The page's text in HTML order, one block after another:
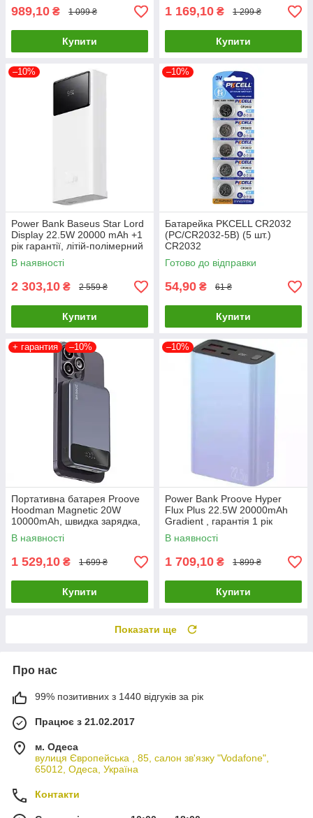
989,10 ₴ 1 099 ₴
Купити
1 169,10 ₴ 1 299 ₴
Купити
–10%
Power Bank Baseus Star Lord
Display 22.5W 20000 mAh +1
рік гарантії, літій-полімерний
акумулятор
В наявності
2 303,10 ₴ 2 559 ₴
Купити
–10%
Батарейка PKCELL CR2032
(PC/CR2032-5B) (5 шт.)
CR2032
Готово до відправки
54,90 ₴ 61 ₴
Купити
+ гарантия –10%
Портативна батарея Proove
Hoodman Magnetic 20W
10000mAh, швидка зарядка,
LED-дисплей, 1 рік гарантії
В наявності
1 529,10 ₴ 1 699 ₴
Купити
–10%
Power Bank Proove Hyper
Flux Plus 22.5W 20000mAh
Gradient , гарантія 1 рік
В наявності
1 709,10 ₴ 1 899 ₴
Купити
Показати ще
Про нас
99% позитивних з 1440 відгуків за рік
Працює з 21.02.2017
м. Одеса
вулиця Європейська , 85, салон зв'язку "Vodafone",
65012, Одеса, Україна
Контакти